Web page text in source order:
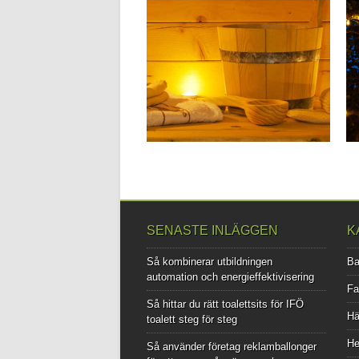
BYGGA EN BASTU
HEMMA
Att ha en bastu i hemmet är något många
drömmer om....
SENASTE INLÄGGEN
Så kombinerar utbildningen
automation och energieffektivisering
Så hittar du rätt toalettsits för IFÖ
toalett steg för steg
Så använder företag reklamballonger